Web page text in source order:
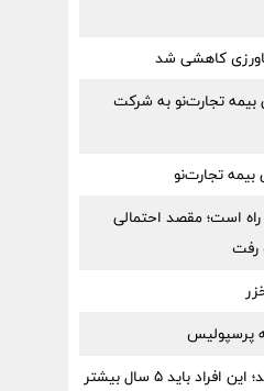
کاهشی شد
تومانی بیمه تجارت‌نو به شرکت
بیمه تجارت‌نو
راه است؛ مقصد احتمالی
پرسپولیس
شرط جدید بازنشستگی اجرایی شد؛ این افراد باید ۵ سال بیشتر